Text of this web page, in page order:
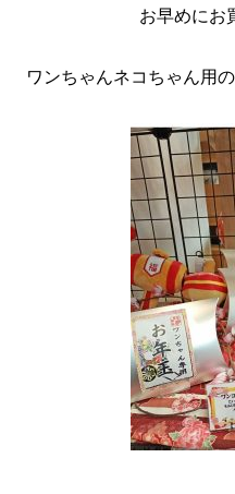
お早めにお
ワンちゃんネコちゃん用